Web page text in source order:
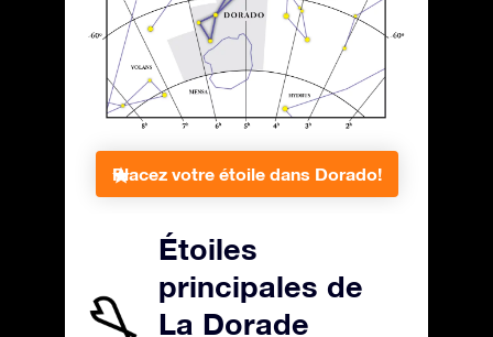
Placez votre étoile dans Dorado!
Étoiles
principales de
La Dorade